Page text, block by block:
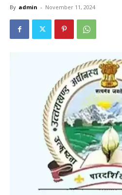
By admin - November 11, 2024